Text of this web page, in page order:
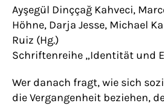
Ayşegül Dinççağ Kahveci,
Höhne, Darja Jesse, Michael
Ruiz (Hg.)
Schriftenreihe „Identität und
Wer danach fragt, wie sich
die Vergangenheit beziehen,